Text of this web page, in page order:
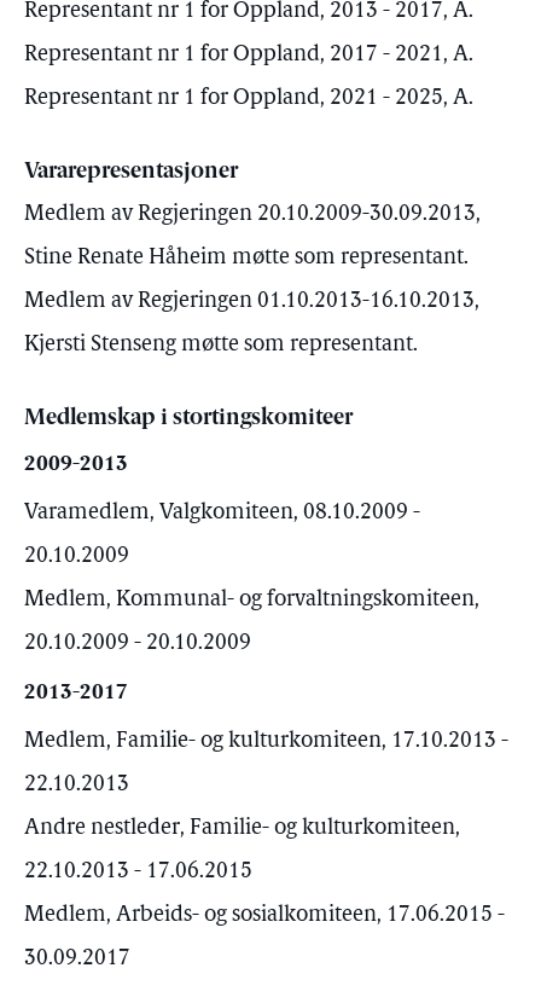
Representant nr 1 for Oppland, 2013 - 2017, A.
Representant nr 1 for Oppland, 2017 - 2021, A.
Representant nr 1 for Oppland, 2021 - 2025, A.
Vararepresentasjoner
Medlem av Regjeringen 20.10.2009-30.09.2013,
Stine Renate Håheim møtte som representant.
Medlem av Regjeringen 01.10.2013-16.10.2013,
Kjersti Stenseng møtte som representant.
Medlemskap i stortingskomiteer
2009-2013
Varamedlem, Valgkomiteen, 08.10.2009 -
20.10.2009
Medlem, Kommunal- og forvaltningskomiteen,
20.10.2009 - 20.10.2009
2013-2017
Medlem, Familie- og kulturkomiteen, 17.10.2013 -
22.10.2013
Andre nestleder, Familie- og kulturkomiteen,
22.10.2013 - 17.06.2015
Medlem, Arbeids- og sosialkomiteen, 17.06.2015 -
30.09.2017